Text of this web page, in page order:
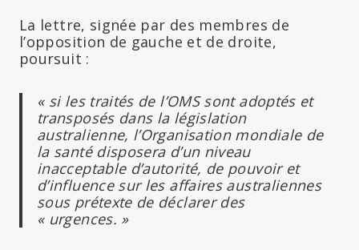
La lettre, signée par des membres de
l’opposition de gauche et de droite,
poursuit :
« si les traités de l’OMS sont adoptés et
transposés dans la législation
australienne, l’Organisation mondiale de
la santé disposera d’un niveau
inacceptable d’autorité, de pouvoir et
d’influence sur les affaires australiennes
sous prétexte de déclarer des
« urgences. »